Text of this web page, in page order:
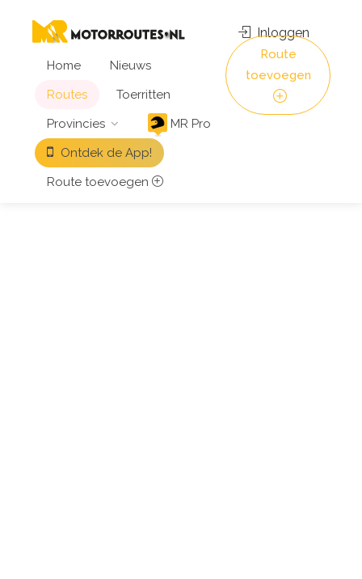
Home
Nieuws
Routes
Toerritten
Provincies
MR Pro
Ontdek de App!
Route toevoegen
Inloggen
Route
toevoegen